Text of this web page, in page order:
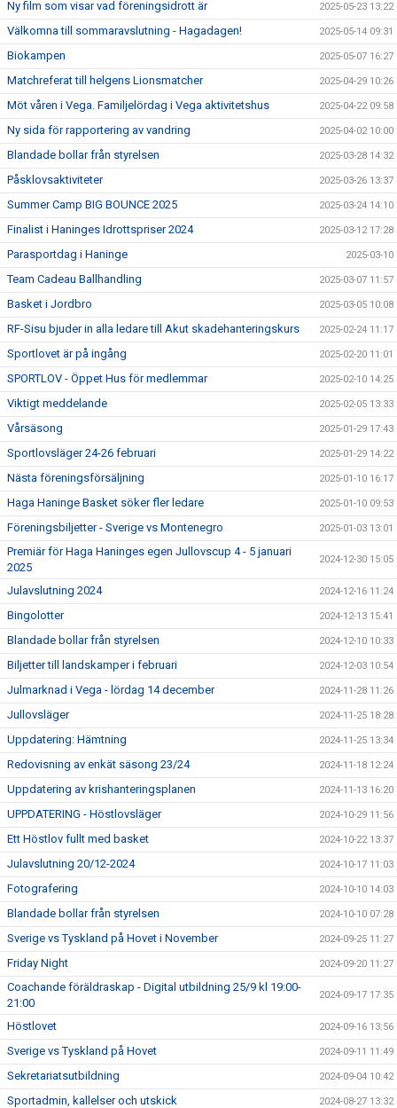
Ny film som visar vad föreningsidrott är 2025-05-23 13:22
Välkomna till sommaravslutning - Hagadagen! 2025-05-14 09:31
Biokampen 2025-05-07 16:27
Matchreferat till helgens Lionsmatcher 2025-04-29 10:26
Möt våren i Vega. Familjelördag i Vega aktivitetshus 2025-04-22 09:58
Ny sida för rapportering av vandring 2025-04-02 10:00
Blandade bollar från styrelsen 2025-03-28 14:32
Påsklovsaktiviteter 2025-03-26 13:37
Summer Camp BIG BOUNCE 2025 2025-03-24 14:10
Finalist i Haninges Idrottspriser 2024 2025-03-12 17:28
Parasportdag i Haninge 2025-03-10
Team Cadeau Ballhandling 2025-03-07 11:57
Basket i Jordbro 2025-03-05 10:08
RF-Sisu bjuder in alla ledare till Akut skadehanteringskurs 2025-02-24 11:17
Sportlovet är på ingång 2025-02-20 11:01
SPORTLOV - Öppet Hus för medlemmar 2025-02-10 14:25
Viktigt meddelande 2025-02-05 13:33
Vårsäsong 2025-01-29 17:43
Sportlovsläger 24-26 februari 2025-01-29 14:22
Nästa föreningsförsäljning 2025-01-10 16:17
Haga Haninge Basket söker fler ledare 2025-01-10 09:53
Föreningsbiljetter - Sverige vs Montenegro 2025-01-03 13:01
Premiär för Haga Haninges egen Jullovscup 4 - 5 januari
2025
2024-12-30 15:05
Julavslutning 2024 2024-12-16 11:24
Bingolotter 2024-12-13 15:41
Blandade bollar från styrelsen 2024-12-10 10:33
Biljetter till landskamper i februari 2024-12-03 10:54
Julmarknad i Vega - lördag 14 december 2024-11-28 11:26
Jullovsläger 2024-11-25 18:28
Uppdatering: Hämtning 2024-11-25 13:34
Redovisning av enkät säsong 23/24 2024-11-18 12:24
Uppdatering av krishanteringsplanen 2024-11-13 16:20
UPPDATERING - Höstlovsläger 2024-10-29 11:56
Ett Höstlov fullt med basket 2024-10-22 13:37
Julavslutning 20/12-2024 2024-10-17 11:03
Fotografering 2024-10-10 14:03
Blandade bollar från styrelsen 2024-10-10 07:28
Sverige vs Tyskland på Hovet i November 2024-09-25 11:27
Friday Night 2024-09-20 11:27
Coachande föräldraskap - Digital utbildning 25/9 kl 19:00-
21:00
2024-09-17 17:35
Höstlovet 2024-09-16 13:56
Sverige vs Tyskland på Hovet 2024-09-11 11:49
Sekretariatsutbildning 2024-09-04 10:42
Sportadmin, kallelser och utskick 2024-08-27 13:32